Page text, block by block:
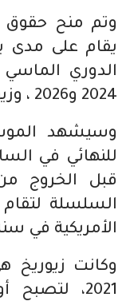
وتم منح حقوق
يقام على مدى
2024 و2026 ، وزيوريخ في عامي 2025 و2027.
وسيشهد
للنهائي في
قبل الخروج
السلسلة لتقام
الأمريكية في سنة
وكانت زيوريخ
2021،